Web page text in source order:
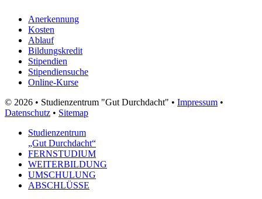
Anerkennung
Kosten
Ablauf
Bildungskredit
Stipendien
Stipendiensuche
Online-Kurse
© 2026 • Studienzentrum "Gut Durchdacht" • Impressum •
Datenschutz • Sitemap
Studienzentrum
„Gut Durchdacht“
FERNSTUDIUM
WEITERBILDUNG
UMSCHULUNG
ABSCHLÜSSE